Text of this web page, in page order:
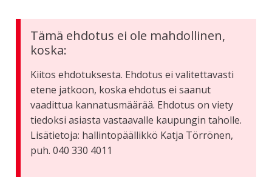
Tämä ehdotus ei ole mahdollinen,
koska:
Kiitos ehdotuksesta. Ehdotus ei valitettavasti
etene jatkoon, koska ehdotus ei saanut
vaadittua kannatusmäärää. Ehdotus on viety
tiedoksi asiasta vastaavalle kaupungin taholle.
Lisätietoja: hallintopäällikkö Katja Törrönen,
puh. 040 330 4011